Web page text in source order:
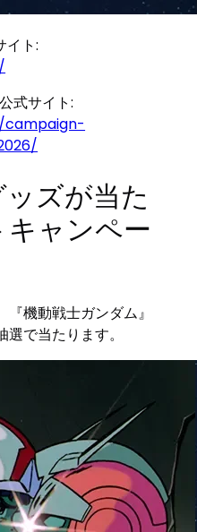
イト:
式サイト:
campaign-
ズが当た
ャンペー
機動戦士ガンダム』
で当たります。